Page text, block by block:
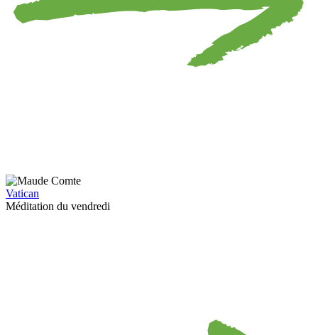
Vatican
Méditation du vendredi